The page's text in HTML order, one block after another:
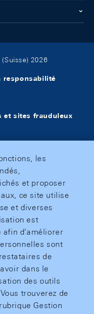
2026
responsabilité
et sites frauduleux
les
et proposer
ce site utilise
et diverses
est
afin d'améliorer
sont
de
dans le
des outils
trouverez de
Gestion